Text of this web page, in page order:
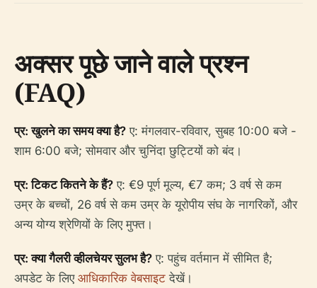
अक्सर पूछे जाने वाले प्रश्न
(FAQ)
प्र: खुलने का समय क्या है? ए: मंगलवार-रविवार, सुबह 10:00 बजे -
शाम 6:00 बजे; सोमवार और चुनिंदा छुट्टियों को बंद।
प्र: टिकट कितने के हैं? ए: €9 पूर्ण मूल्य, €7 कम; 3 वर्ष से कम
उम्र के बच्चों, 26 वर्ष से कम उम्र के यूरोपीय संघ के नागरिकों, और
अन्य योग्य श्रेणियों के लिए मुफ्त।
प्र: क्या गैलरी व्हीलचेयर सुलभ है? ए: पहुंच वर्तमान में सीमित है;
अपडेट के लिए आधिकारिक वेबसाइट देखें।